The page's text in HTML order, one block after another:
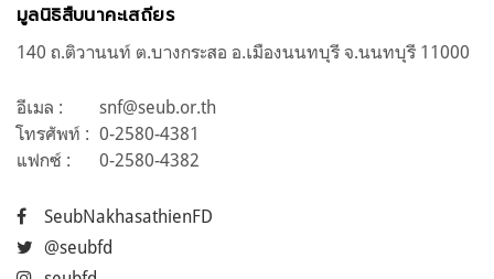
มูลนิธิสืบนาคะเสถียร
140 ถ.ติวานนท์ ต.บางกระสอ อ.เมืองนนทบุรี จ.นนทบุรี 11000
อีเมล :
snf@seub.or.th
โทรศัพท์ : 0-2580-4381
แฟกซ์ :
0-2580-4382
SeubNakhasathienFD
@seubfd